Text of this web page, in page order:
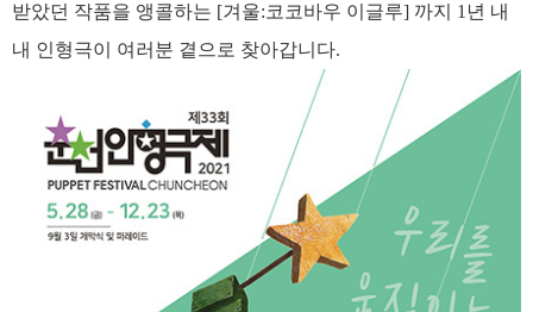
받았던 작품을 앵콜하는 [겨울:코코바우 이글루] 까지 1년 내
내 인형극이 여러분 곁으로 찾아갑니다.